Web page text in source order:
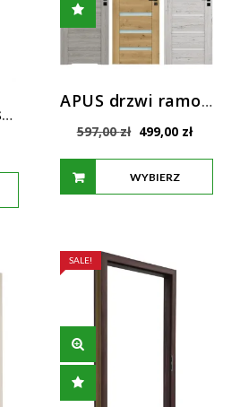
ALBATROS Przesuwne Drzwi Wewnętrzne Windoor
wynosi:
APUS drzwi ramowe MDF WINDOOR – seria PRESTIGE
597,00zł Pierwotna
wynosiła:
597,00 zł.
499,00 zł
wynosi:
WYBIERZ
SALE!